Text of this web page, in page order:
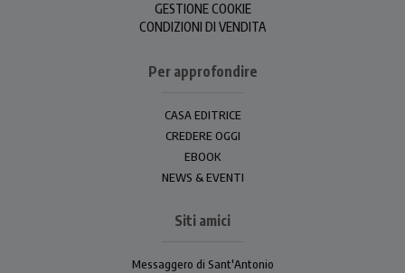
GESTIONE COOKIE
CONDIZIONI DI VENDITA
Per approfondire
CASA EDITRICE
CREDERE OGGI
EBOOK
NEWS & EVENTI
Siti amici
Messaggero di Sant'Antonio